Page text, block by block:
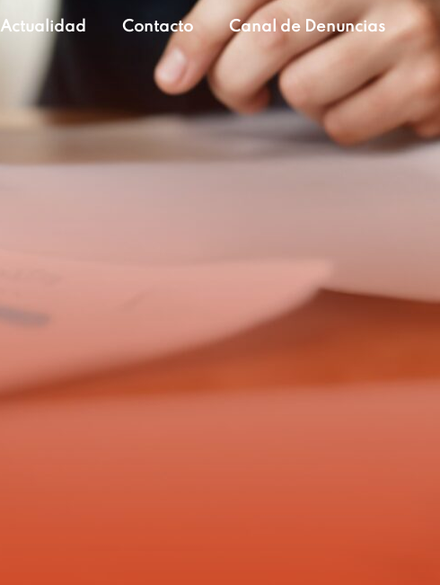
Actualidad Contacto Canal de Denuncias